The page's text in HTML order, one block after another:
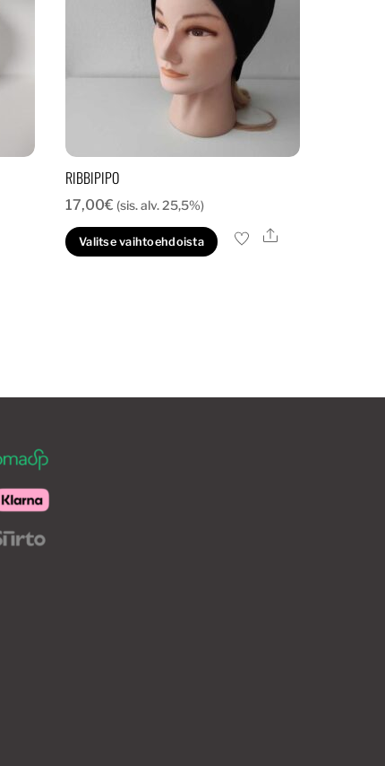
RIBBIPIPO
17,00€ (sis. alv. 25,5%)
Valitse vaihtoehdoista
Tällä
Ale